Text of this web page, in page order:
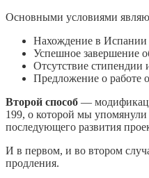
Основными условиями
Нахождение в Испании
Успешное завершение
Отсутствие стипендии
Предложение о работе
Второй способ —
199, о которой мы упомянули
последующего развития
И в первом, и во втором
продления.